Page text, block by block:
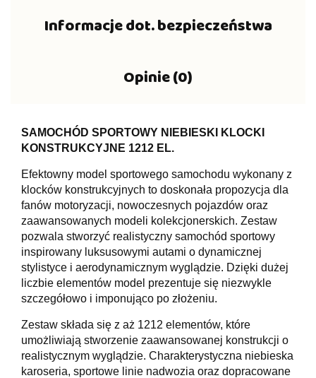
Informacje dot. bezpieczeństwa
Opinie (0)
SAMOCHÓD SPORTOWY NIEBIESKI KLOCKI
KONSTRUKCYJNE 1212 EL.
Efektowny model sportowego samochodu wykonany z
klocków konstrukcyjnych to doskonała propozycja dla
fanów motoryzacji, nowoczesnych pojazdów oraz
zaawansowanych modeli kolekcjonerskich. Zestaw
pozwala stworzyć realistyczny samochód sportowy
inspirowany luksusowymi autami o dynamicznej
stylistyce i aerodynamicznym wyglądzie. Dzięki dużej
liczbie elementów model prezentuje się niezwykle
szczegółowo i imponująco po złożeniu.
Zestaw składa się z aż 1212 elementów, które
umożliwiają stworzenie zaawansowanej konstrukcji o
realistycznym wyglądzie. Charakterystyczna niebieska
karoseria, sportowe linie nadwozia oraz dopracowane